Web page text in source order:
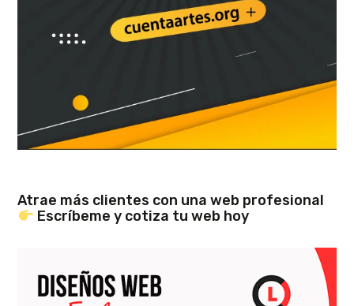
Atrae más clientes con una web profesional
Escríbeme y cotiza tu web hoy